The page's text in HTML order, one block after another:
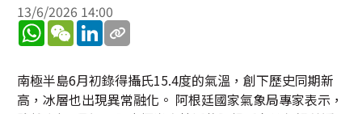
13/6/2026 14:00
WhatsApp
WeChatLinkedIn
南極半島6月初錄得攝氏15.4度的氣溫，創下歷史同期新
高，冰層也出現異常融化。 阿根廷國家氣象局專家表示，